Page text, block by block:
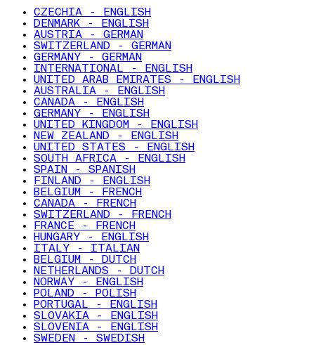
CZECHIA - ENGLISH
DENMARK - ENGLISH
AUSTRIA - GERMAN
SWITZERLAND - GERMAN
GERMANY - GERMAN
INTERNATIONAL - ENGLISH
UNITED ARAB EMIRATES - ENGLISH
AUSTRALIA - ENGLISH
CANADA - ENGLISH
GERMANY - ENGLISH
UNITED KINGDOM - ENGLISH
NEW ZEALAND - ENGLISH
UNITED STATES - ENGLISH
SOUTH AFRICA - ENGLISH
SPAIN - SPANISH
FINLAND - ENGLISH
BELGIUM - FRENCH
CANADA - FRENCH
SWITZERLAND - FRENCH
FRANCE - FRENCH
HUNGARY - ENGLISH
ITALY - ITALIAN
BELGIUM - DUTCH
NETHERLANDS - DUTCH
NORWAY - ENGLISH
POLAND - POLISH
PORTUGAL - ENGLISH
SLOVAKIA - ENGLISH
SLOVENIA - ENGLISH
SWEDEN - SWEDISH